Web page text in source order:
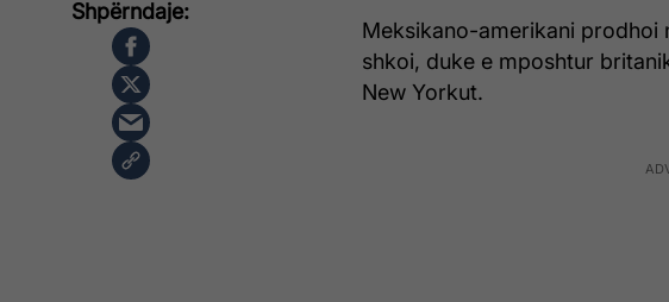
Meksikano-amerikani prodhoi
shkoi, duke e mposhtur
New Yorkut.